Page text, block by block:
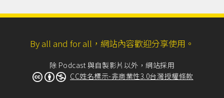
看。结果警察甲证称...（more...）
By all and for all，網站內容歡迎分享使用。
除 Podcast 與自製影片以外，網站採用
CC姓名標示-非商業性3.0台灣授權條款